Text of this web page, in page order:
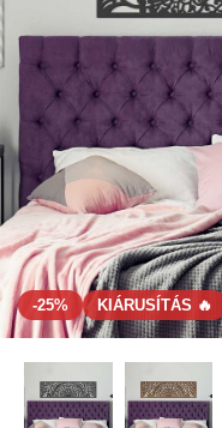
-25% KIÁRUSÍTÁS 🔥